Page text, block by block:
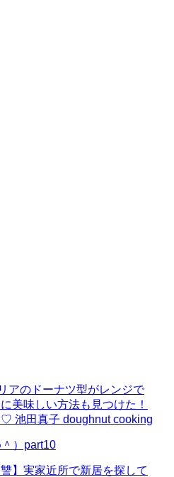
アのドーナツ型がレンジで
美味しい方法も見つけた！
池田真子 doughnut cooking
）part10
】実家近所で新居を探して